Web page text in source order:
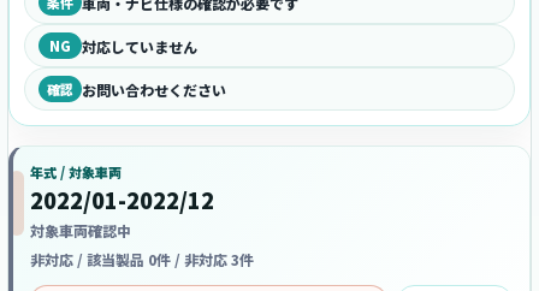
NG 対応していません
確認 お問い合わせください
年式 / 対象車両
2022/01-2022/12
対象車両確認中
非対応 / 該当製品 0件 / 非対応 3件